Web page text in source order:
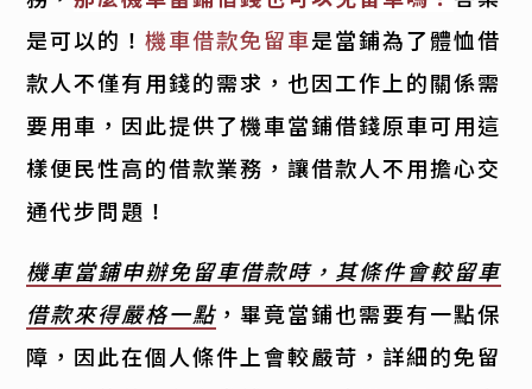
是可以的！機車借款免留車是當鋪為了體恤借
款人不僅有用錢的需求，也因工作上的關係需
要用車，因此提供了機車當鋪借錢原車可用這
樣便民性高的借款業務，讓借款人不用擔心交
通代步問題！
機車當鋪申辦免留車借款時，其條件會較留車
借款來得嚴格一點 ，畢竟當鋪也需要有一點保
障，因此在個人條件上會較嚴苛，詳細的免留